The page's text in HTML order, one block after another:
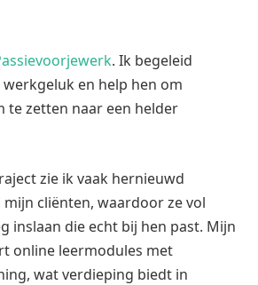
. Ik begeleid
en help hen om
te zetten naar een helder
zie ik vaak hernieuwd
cliënten, waardoor ze vol
inslaan die echt bij hen past. Mijn
online leermodules met
wat verdieping biedt in